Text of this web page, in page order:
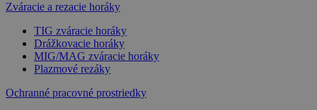
Zváracie a rezacie horáky
TIG zváracie horáky
Drážkovacie horáky
MIG/MAG zváracie horáky
Plazmové rezáky
Ochranné pracovné prostriedky